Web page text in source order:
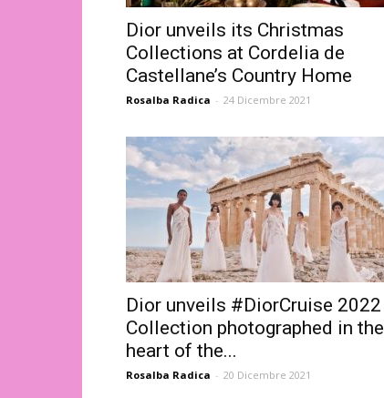
Dior unveils its Christmas
Collections at Cordelia de
Castellane’s Country Home
Rosalba Radica - 24 Dicembre 2021
Dior unveils #DiorCruise 2022
Collection photographed in the
heart of the...
Rosalba Radica - 20 Dicembre 2021